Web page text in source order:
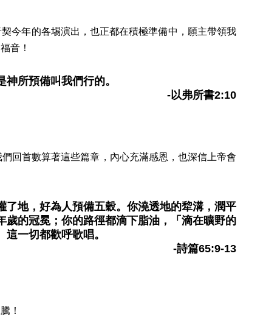
今年的各埸演出，也正都在積極準備中，願主帶領我
音！
所預備叫我們行的。
-以弗所書2:10
回首數算著這些篇章，內心充滿感恩，也深信上帝會
地，好為人預備五穀。你澆透地的犂溝，潤平
的冠冕；你的路徑都滴下脂油，「滴在曠野的
一切都歡呼歌唱。
-詩篇65:9-13
！